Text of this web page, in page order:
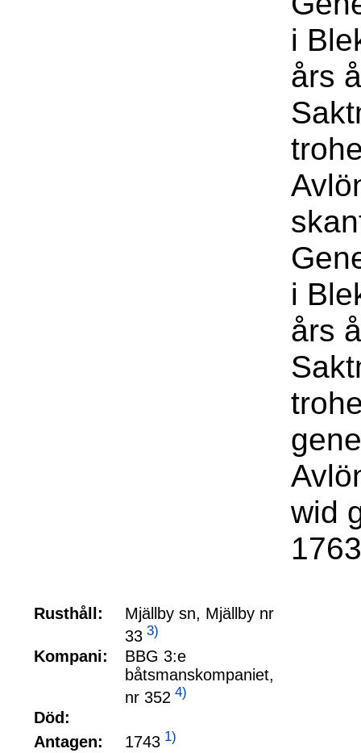
i
års
i
års
wid
Rusthåll:
Mjällby sn, Mjällby nr
33 3)
Kompani:
BBG 3:e
båtsmanskompaniet,
nr 352 4)
Död:
Antagen:
1743 1)